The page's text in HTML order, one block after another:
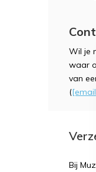
Wil je
waar
van
(
Bij